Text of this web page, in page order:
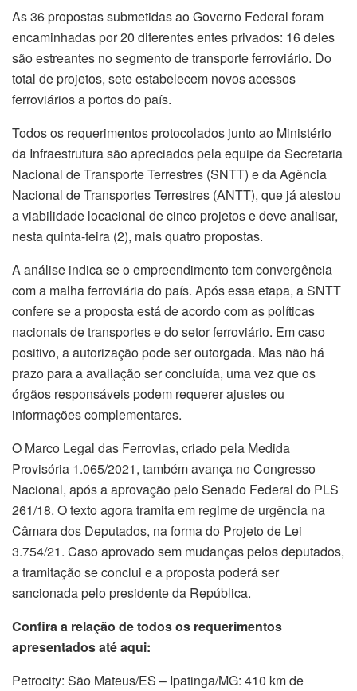
As 36 propostas submetidas ao Governo Federal foram
encaminhadas por 20 diferentes entes privados: 16 deles
são estreantes no segmento de transporte ferroviário. Do
total de projetos, sete estabelecem novos acessos
ferroviários a portos do país.
Todos os requerimentos protocolados junto ao Ministério
da Infraestrutura são apreciados pela equipe da Secretaria
Nacional de Transporte Terrestres (SNTT) e da Agência
Nacional de Transportes Terrestres (ANTT), que já atestou
a viabilidade locacional de cinco projetos e deve analisar,
nesta quinta-feira (2), mais quatro propostas.
A análise indica se o empreendimento tem convergência
com a malha ferroviária do país. Após essa etapa, a SNTT
confere se a proposta está de acordo com as políticas
nacionais de transportes e do setor ferroviário. Em caso
positivo, a autorização pode ser outorgada. Mas não há
prazo para a avaliação ser concluída, uma vez que os
órgãos responsáveis podem requerer ajustes ou
informações complementares.
O Marco Legal das Ferrovias, criado pela Medida
Provisória 1.065/2021, também avança no Congresso
Nacional, após a aprovação pelo Senado Federal do PLS
261/18. O texto agora tramita em regime de urgência na
Câmara dos Deputados, na forma do Projeto de Lei
3.754/21. Caso aprovado sem mudanças pelos deputados,
a tramitação se conclui e a proposta poderá ser
sancionada pelo presidente da República.
Confira a relação de todos os requerimentos
apresentados até aqui:
Petrocity: São Mateus/ES – Ipatinga/MG: 410 km de